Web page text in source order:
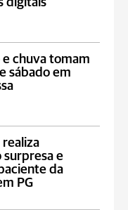
e chuva tomam
sábado em
realiza
surpresa e
da
PG